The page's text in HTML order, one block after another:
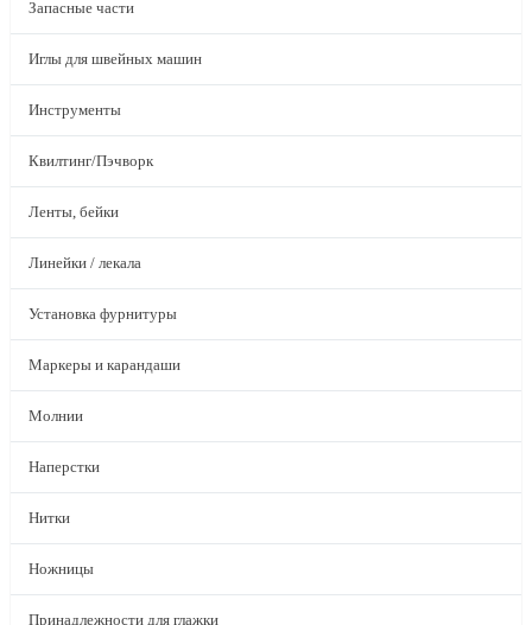
Запасные части
Иглы для швейных машин
Инструменты
Квилтинг/Пэчворк
Ленты, бейки
Линейки / лекала
Установка фурнитуры
Маркеры и карандаши
Молнии
Наперстки
Нитки
Ножницы
Принадлежности для глажки